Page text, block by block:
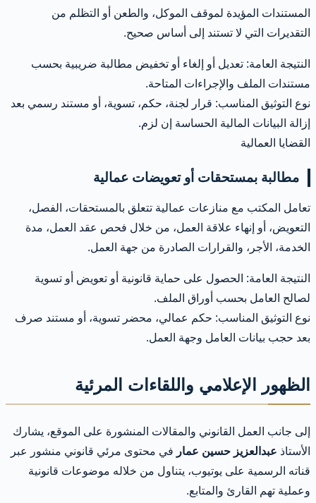
المستندات المؤيدة لموقف الموكل، والطعن أو التظلم من
التقديرات التي لا تستند إلى أساس صحيح.
النتيجة العامة: تعديل أو إلغاء أو تخفيض مطالبة ضريبية بحسب
مستندات الملف والإجراءات المتاحة.
نوع التوثيق المناسب: قرار لجنة، حكم، تسوية، أو مستند رسمي بعد
إزالة البيانات المالية الحساسة إن لزم.
القضايا العمالية
مطالبة بمستحقات أو تعويضات عمالية
تعامل المكتب مع منازعات عمالية تتعلق بالمستحقات، الفصل،
التعويض، أو إنهاء علاقة العمل، من خلال فحص عقد العمل، مدة
الخدمة، الأجر، والقرارات الصادرة من جهة العمل.
النتيجة العامة: الحصول على حماية قانونية أو تعويض أو تسوية
لصالح العامل بحسب أوراق الملف.
نوع التوثيق المناسب: حكم عمالي، محضر تسوية، أو مستند صرف
بعد حجب بيانات العامل وجهة العمل.
الظهور الإعلامي واللقاءات المرئية
إلى جانب العمل القانوني والمقالات المنشورة على الموقع، يشارك
الأستاذ عبدالعزيز حسين عمار في محتوى مرئي قانوني منشور عبر
قناته الرسمية على يوتيوب، يتناول من خلاله موضوعات قانونية
وعملية تهم القارئ والمتابع.